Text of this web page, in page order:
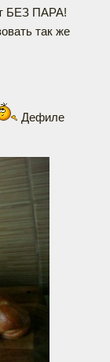
БЕЗ ПАРА!
так же
Дефиле